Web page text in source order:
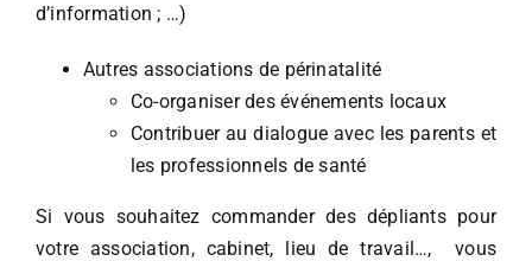
d’information ; …)
Autres associations de périnatalité
Co-organiser des événements locaux
Contribuer au dialogue avec les parents et
les professionnels de santé
Si vous souhaitez commander des dépliants pour
votre association, cabinet, lieu de travail…, vous